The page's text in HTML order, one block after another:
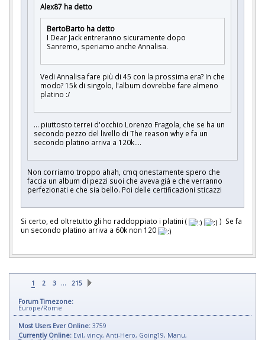
Alex87 ha detto
BertoBarto ha detto
I Dear Jack entreranno sicuramente dopo
Sanremo, speriamo anche Annalisa.
Vedi Annalisa fare più di 45 con la prossima era? In che
modo? 15k di singolo, l'album dovrebbe fare almeno
platino :/
... piuttosto terrei d'occhio Lorenzo Fragola, che se ha un
secondo pezzo del livello di The reason why e fa un
secondo platino arriva a 120k....
Non corriamo troppo ahah, cmq onestamente spero che
faccia un album di pezzi suoi che aveva già e che verranno
perfezionati e che sia bello. Poi delle certificazioni sticazzi
Si certo, ed oltretutto gli ho raddoppiato i platini (
un secondo platino arriva a 60k non 120
1 2 3 … 215
Forum Timezone:
Europe/Rome
Most Users Ever Online: 3759
Currently Online: Evil, vincy, Anti-Hero, Going19, Manu,